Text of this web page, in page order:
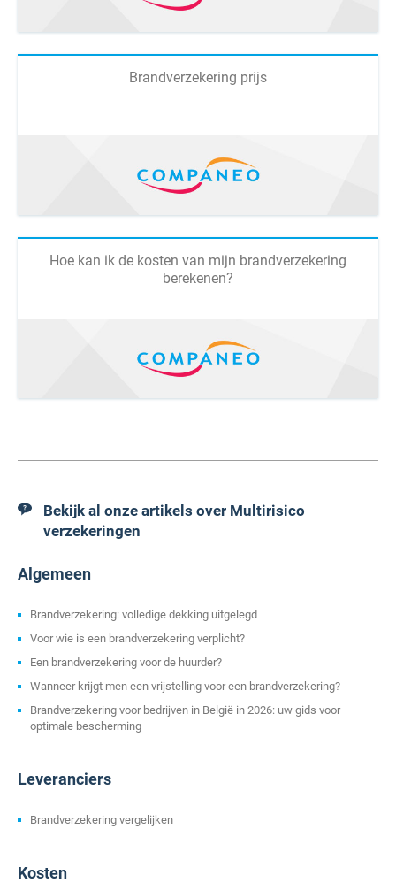
Brandverzekering prijs
Hoe kan ik de kosten van mijn brandverzekering
berekenen?
Bekijk al onze artikels over Multirisico
verzekeringen
Algemeen
Brandverzekering: volledige dekking uitgelegd
Voor wie is een brandverzekering verplicht?
Een brandverzekering voor de huurder?
Wanneer krijgt men een vrijstelling voor een brandverzekering?
Brandverzekering voor bedrijven in België in 2026: uw gids voor
optimale bescherming
Leveranciers
Brandverzekering vergelijken
Kosten